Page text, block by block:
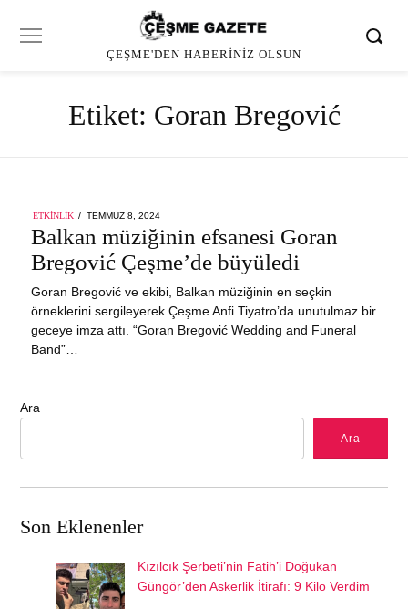
ÇEŞME'DEN HABERINIZ OLSUN
Etiket: Goran Bregović
ETKINLIK
POSTED
TEMMUZ 8, 2024
Balkan müziğinin efsanesi Goran
Bregović Çeşme’de büyüledi
Goran Bregović ve ekibi, Balkan müziğinin en seçkin
örneklerini sergileyerek Çeşme Anfi Tiyatro’da unutulmaz bir
geceye imza attı. “Goran Bregović Wedding and Funeral
Band”…
Ara
Ara
Son Eklenenler
Kızılcık Şerbeti’nin Fatih’i Doğukan
Güngör’den Askerlik İtirafı: 9 Kilo Verdim